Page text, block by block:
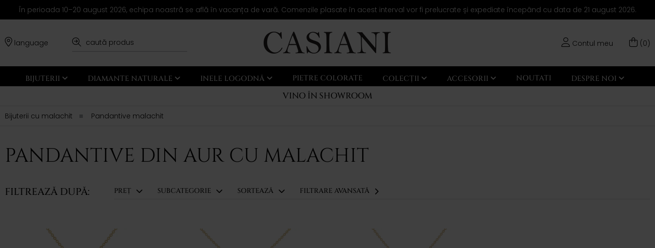
În perioada 10–20 august 2026, echipa noastră se află în vacanța de vară. Comenzile plasate în acest interval vor fi prelucrate și expediate începând cu data de 21 august 2026.
language Contul meu (0)
BIJUTERII DIAMANTE NATURALE INELE LOGODNĂ PIETRE COLORATE COLECȚII ACCESORII NOUTATI DESPRE NOI
VINO ÎN SHOWROOM
Bijuterii cu malachit Pandantive malachit
PANDANTIVE DIN AUR CU MALACHIT
FILTREAZĂ DUPĂ: PREȚ SUBCATEGORIE SORTEAZĂ FILTRARE AVANSATĂ